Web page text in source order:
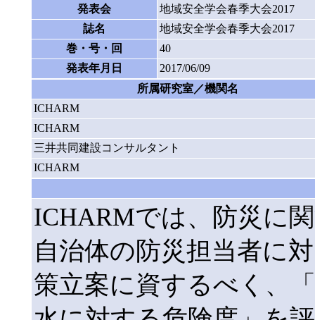
発表会
地域安全学会春季大会2017
誌名
地域安全学会春季大会2017
巻・号・回
40
発表年月日
2017/06/09
所属研究室／機関名
ICHARM
ICHARM
三井共同建設コンサルタント
ICHARM
ICHARMでは、防災に
自治体の防災担当者に
策立案に資するべく、